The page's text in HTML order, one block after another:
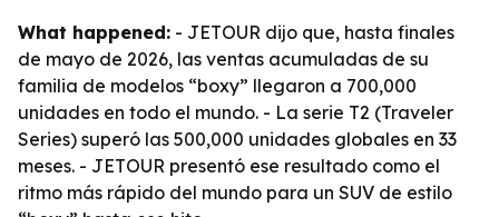
What happened: - JETOUR dijo que, hasta finales
de mayo de 2026, las ventas acumuladas de su
familia de modelos “boxy” llegaron a 700,000
unidades en todo el mundo. - La serie T2 (Traveler
Series) superó las 500,000 unidades globales en 33
meses. - JETOUR presentó ese resultado como el
ritmo más rápido del mundo para un SUV de estilo